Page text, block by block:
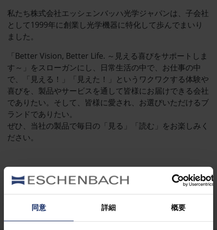
同意 詳細 概要
私たち株式会社エッシェンバッハ光学ジャパンは、子会社
として1999年に創業し光学機器に特化して歩んでまいり
ました。
「Better Vision, Better Life. ～見える喜びをサポートしま
す～」をスローガンにし、日常生活の中で、お仕事の中
で、「見える！」「見えた！」というワクワクする体験や
喜びを、製品やサービスを通して皆様にお届けできる会社
でありたい。そして、皆様に愛され、お選びいただけるブ
ランドでありたい。
ぜひ、当社の製品で毎日の「見る」「読む」をお楽しみく
ださい。
株式会社エッシェンバッハ光学ジャパン
代表取締役 社長 佐藤 亮